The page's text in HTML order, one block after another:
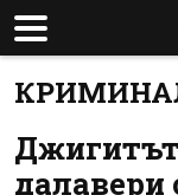
далавери